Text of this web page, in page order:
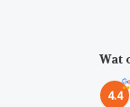
Wat
4.4